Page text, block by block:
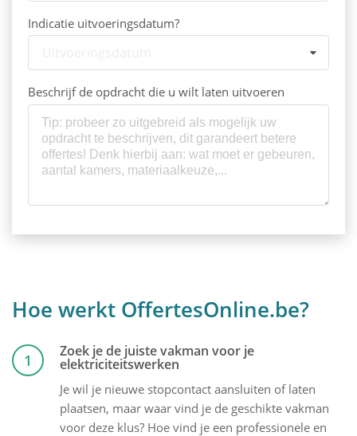
Indicatie uitvoeringsdatum?
Beschrijf de opdracht die u wilt laten uitvoeren
Hoe werkt OffertesOnline.be?
1 Zoek je de juiste vakman voor je
elektriciteitswerken
Je wil je nieuwe stopcontact aansluiten of laten
plaatsen, maar waar vind je de geschikte vakman
voor deze klus? Hoe vind je een professionele en